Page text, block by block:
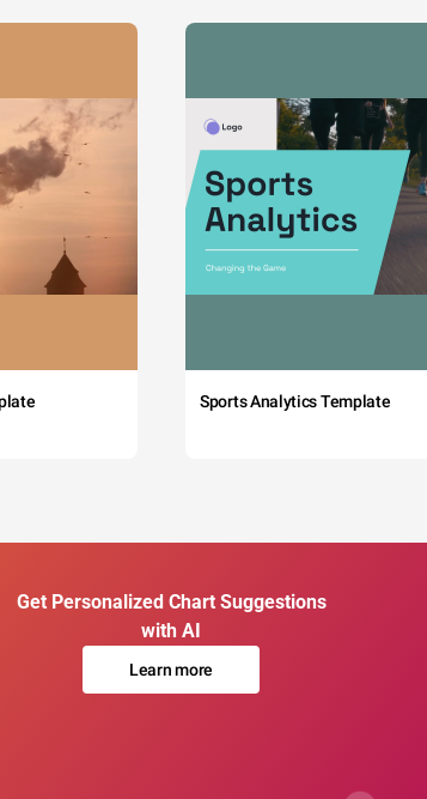
Sports Analytics Template
Get Personalized Chart Suggestions
with AI
Learn more